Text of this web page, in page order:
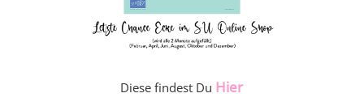
Diese findest Du Hier